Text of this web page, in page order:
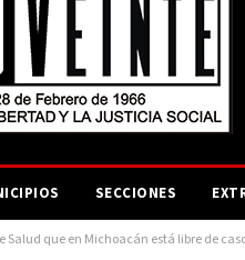
SECCIONES
Salud que en Michoacán está libre de